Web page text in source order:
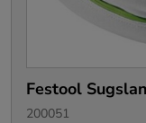
Festool
200051